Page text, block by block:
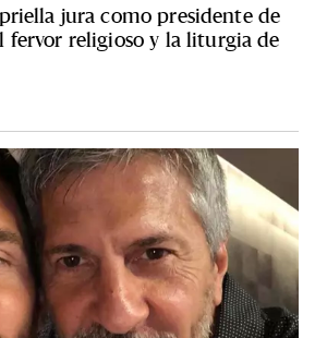
jura como presidente de
fervor religioso y la liturgia de